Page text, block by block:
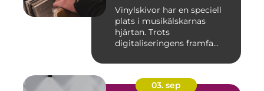
Vinylskivor har en speciell
plats i musikälskarnas
hjärtan. Trots
digitaliseringens framfa...
03. sep